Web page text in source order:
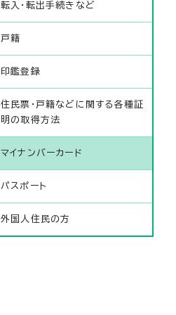
転入・転出手続きなど
戸籍
印鑑登録
住民票・戸籍などに関する各種証
明の取得方法
マイナンバーカード
パスポート
外国人住民の方